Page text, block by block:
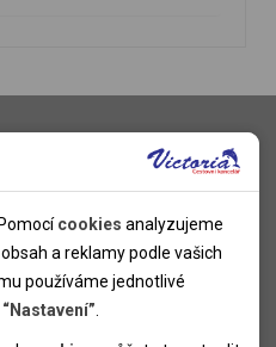
Pomocícookies analyzujeme
a reklamy podle vašich
používáme jednotlivé
“Nastavení”
webová stránka použitelná
jako navigace stránky a
webové stránky. Webová
bez těchto cookies.